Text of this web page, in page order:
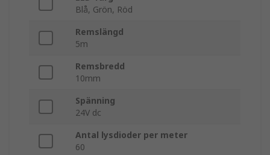
Blå, Grön, Röd
Remslängd
5m
Remsbredd
10mm
Spänning
24V dc
Antal lysdioder per meter
60